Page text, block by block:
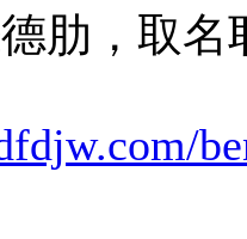
肋，取名